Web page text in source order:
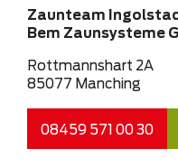
Zaunteam
Bem Zaunsysteme
Rottmannshart 2A
85077 Manching
08459 571 00 30